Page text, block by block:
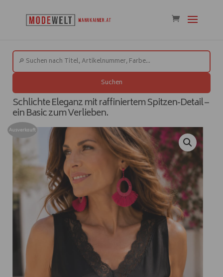
Suchen
Schlichte Eleganz mit raffiniertem Spitzen-Detail –
ein Basic zum Verlieben.
Ausverkauft